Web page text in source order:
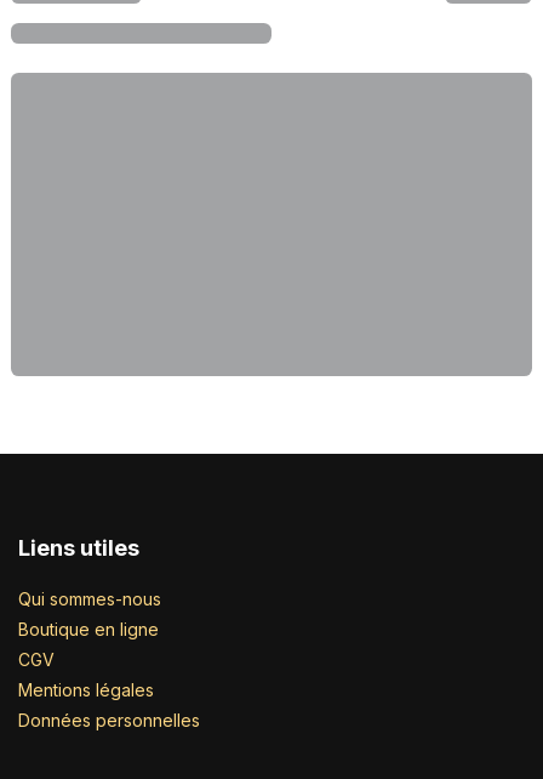
Liens utiles
Qui sommes-nous
Boutique en ligne
CGV
Mentions légales
Données personnelles